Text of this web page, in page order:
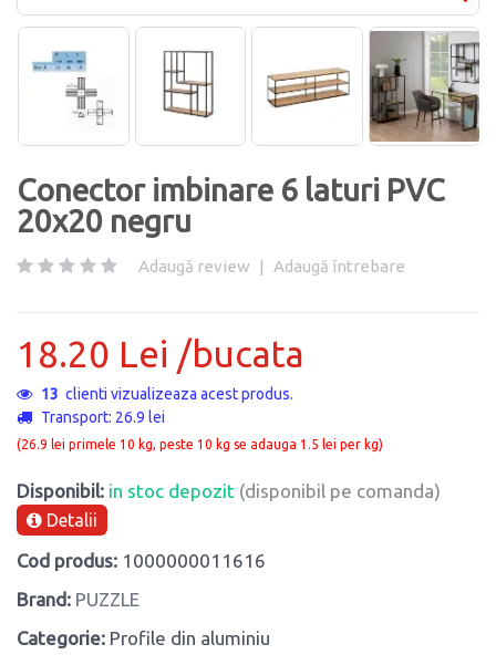
Conector imbinare 6 laturi PVC
20x20 negru
Adaugă review | Adaugă întrebare
18.20 Lei /bucata
13 clienti vizualizeaza acest produs.
Transport: 26.9 lei
(26.9 lei primele 10 kg, peste 10 kg se adauga 1.5 lei per kg)
Disponibil: in stoc depozit (disponibil pe comanda)
Detalii
Cod produs: 1000000011616
Brand: PUZZLE
Categorie: Profile din aluminiu